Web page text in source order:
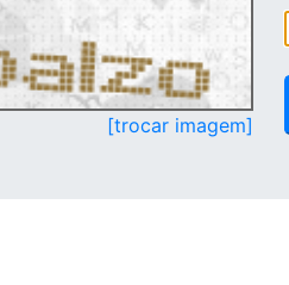
[trocar imagem]